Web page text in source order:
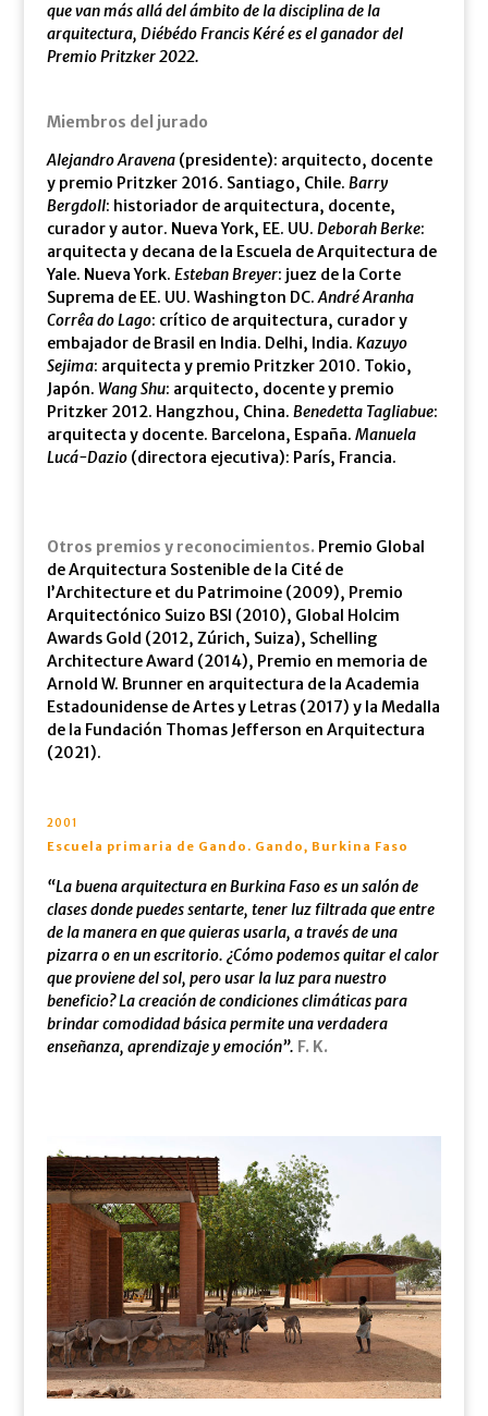
que van más allá del ámbito de la disciplina de la
arquitectura, Diébédo Francis Kéré es el ganador del
Premio Pritzker 2022.
Miembros del jurado
Alejandro Aravena(presidente): arquitecto, docente
y premio Pritzker 2016. Santiago, Chile. Barry
Bergdoll: historiador de arquitectura, docente,
curador y autor. Nueva York, EE. UU. Deborah Berke:
arquitecta y decana de la Escuela de Arquitectura de
Yale. Nueva York. Esteban Breyer: juez de la Corte
Suprema de EE. UU. Washington DC.André Aranha
Corrêa do Lago: crítico de arquitectura, curador y
embajador de Brasil en India. Delhi, India. Kazuyo
Sejima: arquitecta y premio Pritzker 2010. Tokio,
Japón. Wang Shu: arquitecto, docente y premio
Pritzker 2012. Hangzhou, China. Benedetta Tagliabue:
arquitecta y docente. Barcelona, España. Manuela
Lucá-Dazio(directora ejecutiva): París, Francia.
Otros premios y reconocimientos. Premio Global
de Arquitectura Sostenible de la Cité de
l’Architecture et du Patrimoine (2009), Premio
Arquitectónico Suizo BSI (2010), Global Holcim
Awards Gold (2012, Zúrich, Suiza), Schelling
Architecture Award (2014), Premio en memoria de
Arnold W. Brunner en arquitectura de la Academia
Estadounidense de Artes y Letras (2017) y la Medalla
de la Fundación Thomas Jefferson en Arquitectura
(2021).
2001
Escuela primaria de Gando. Gando, Burkina Faso
“La buena arquitectura en Burkina Faso es un salón de
clases donde puedes sentarte, tener luz filtrada que entre
de la manera en que quieras usarla, a través de una
pizarra o en un escritorio. ¿Cómo podemos quitar el calor
que proviene del sol, pero usar la luz para nuestro
beneficio? La creación de condiciones climáticas para
brindar comodidad básica permite una verdadera
enseñanza, aprendizaje y emoción”. F. K.